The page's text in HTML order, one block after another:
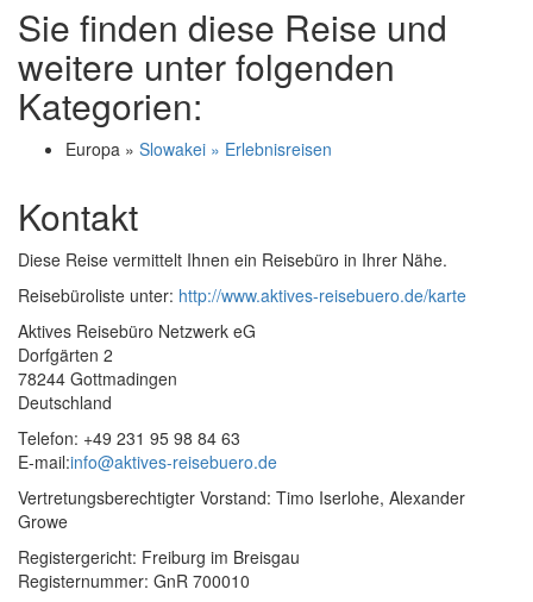
Sie finden diese Reise und
weitere unter folgenden
Kategorien:
Europa » Slowakei » Erlebnisreisen
Kontakt
Diese Reise vermittelt Ihnen ein Reisebüro in Ihrer Nähe.
Reisebüroliste unter: http://www.aktives-reisebuero.de/karte
Aktives Reisebüro Netzwerk eG
Dorfgärten 2
78244 Gottmadingen
Deutschland
Telefon: +49 231 95 98 84 63
E-mail:info@aktives-reisebuero.de
Vertretungsberechtigter Vorstand: Timo Iserlohe, Alexander
Growe
Registergericht: Freiburg im Breisgau
Registernummer: GnR 700010